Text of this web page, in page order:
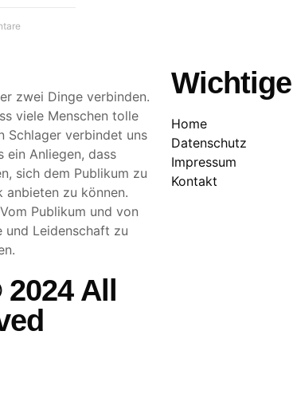
zwei Dinge verbinden.
viele Menschen tolle
Schlager verbindet uns
ein Anliegen, dass
sich dem Publikum zu
anbieten zu können.
Publikum und von
und Leidenschaft zu
Home
Datenschutz
Impressum
Kontakt
All